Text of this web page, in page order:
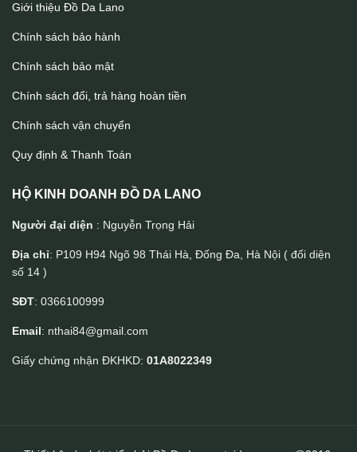
Giới thiệu Đồ Da Lano
Chính sách bảo hành
Chính sách bảo mật
Chính sách đổi, trả hàng hoàn tiền
Chính sách vận chuyển
Quy định & Thanh Toán
HỘ KINH DOANH ĐỒ DA LANO
Người đại diện : Nguyễn Trọng Hải
Địa chỉ: P109 H94 Ngõ 98 Thái Hà, Đống Đa, Hà Nội ( đối diện
số 14 )
SĐT: 0366100999
Email: nthai84@gmail.com
Giấy chứng nhận ĐKHKD: 01A8022349